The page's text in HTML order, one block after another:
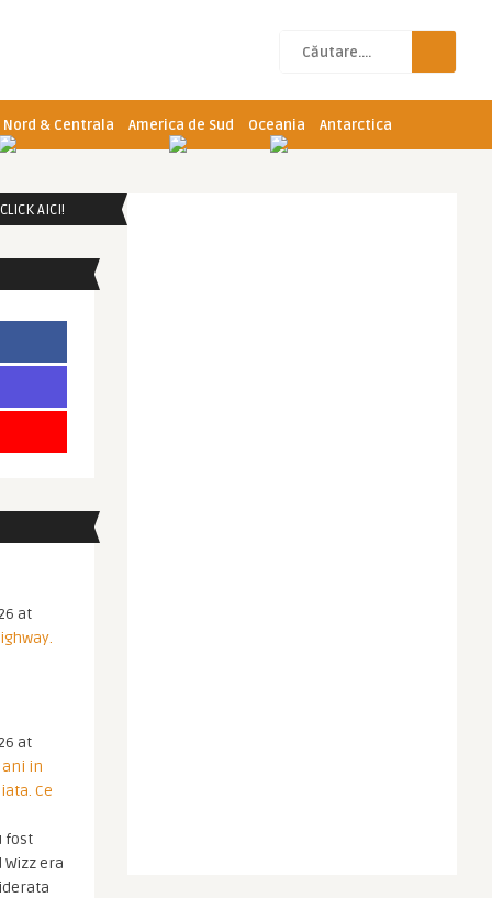
& Centrala America de Sud Oceania Antarctica
AICI!
at
at
ani in
Ce
fost
era